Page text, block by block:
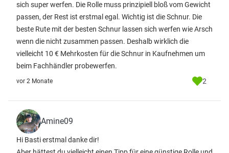
sich super werfen. Die Rolle muss prinzipiell bloß vom Gewicht
passen, der Rest ist erstmal egal. Wichtig ist die Schnur. Die
beste Rute mit der besten Schnur lassen sich werfen wie Arsch
wenn die nicht zusammen passen. Deshalb wirklich die
vielleicht 10 € Mehrkosten für die Schnur in Kaufnehmen um
beim Fachhändler probewerfen.
vor 2 Monate 2
Amine09
Hi Basti erstmal danke dir!